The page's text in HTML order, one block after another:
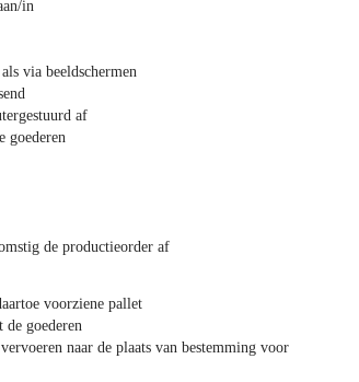
in
via beeldschermen
af
goederen
de productieorder af
voorziene pallet
de goederen
naar de plaats van bestemming voor